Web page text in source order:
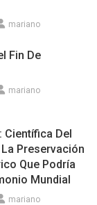
mariano
Fin De
mariano
Científica Del
La Preservación
Que Podría
Mundial
mariano